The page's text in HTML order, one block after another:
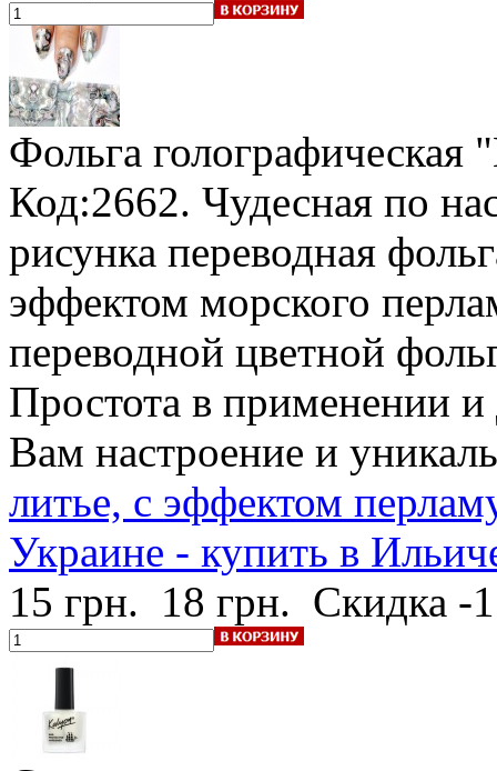
Фольга голографическая
Код:2662. Чудесная по
рисунка переводная
эффектом морского
переводной цветной
Простота в применении и
Вам настроение и
литье, с эффектом
Украине - купить в
15 грн. 18 грн. Скидка -